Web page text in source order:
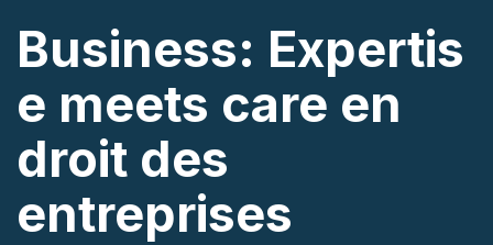
Business: Expertis
e meets care en
droit des
entreprises